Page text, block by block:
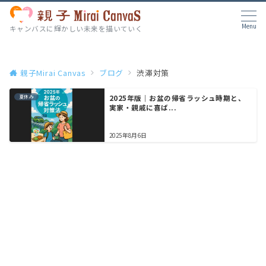
Menu
キャンバスに輝かしい未来を描いていく
親子Mirai Canvas ブログ 渋滞対策
夏休み
2025年版｜お盆の帰省ラッシュ時期と、
実家・親戚に喜ば...
2025年8月6日